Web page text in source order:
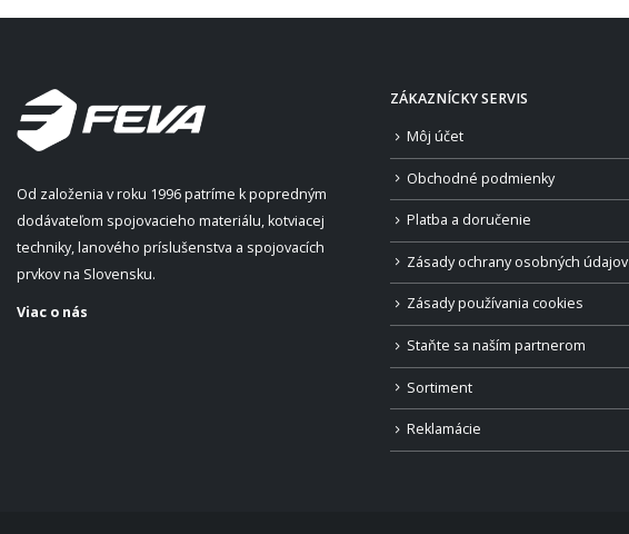
Od založenia v roku 1996 patríme k popredným
dodávateľom spojovacieho materiálu, kotviacej
techniky, lanového príslušenstva a spojovacích
prvkov na Slovensku.
Viac o nás
ZÁKAZNÍCKY SERVIS
Môj účet
Obchodné podmienky
Platba a doručenie
Zásady ochrany osobných údajov
Zásady používania cookies
Staňte sa naším partnerom
Sortiment
Reklamácie